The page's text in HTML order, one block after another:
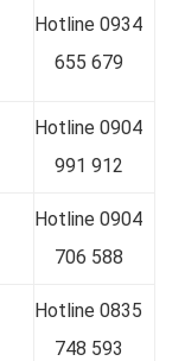
Hotline 0934
655 679
Hotline 0904
991 912
Hotline 0904
706 588
Hotline 0835
748 593